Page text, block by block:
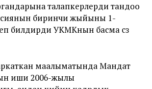
талапкерлерди тандоо
биринчи жыйыны 1-
билдирди УКМКнын басма сөз
маалыматында Мандат
иши 2006-жылы